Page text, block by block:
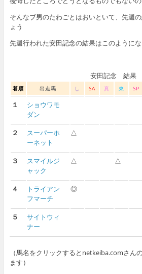
そんなブ男のたわごとはおいといて、先週
ょう
先週行われた安田記念の結果はこのように
安田記念 結果
着順 出走馬 し SA 真 東 SP
１
ショウワモ
ダン
２
スーパーホ
ーネット
△
３
スマイルジ
ャック
△ △
４
トライアン
フマーチ
◎
５
サイトウィ
ナー
（馬名をクリックするとnetkeiba.comさん
ます）